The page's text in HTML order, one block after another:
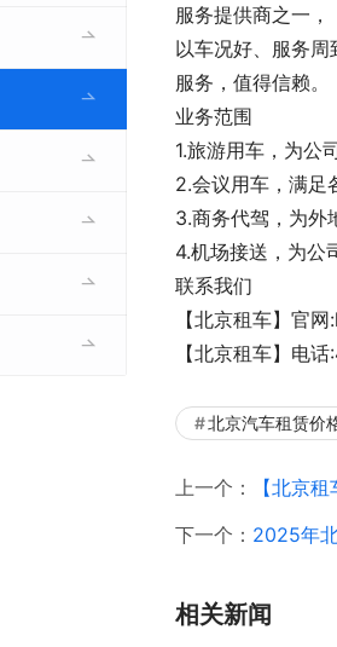
服务提供商之一
以车况好、服务
服务，值得信赖。
业务范围
1.旅游用车，为公
2.会议用车，满足
3.商务代驾，为外
4.机场接送，为公
联系我们
【北京租车】官
【北京租车】电
北京汽车租赁价
上一个：
【北京
下一个： 2025年
相关新闻